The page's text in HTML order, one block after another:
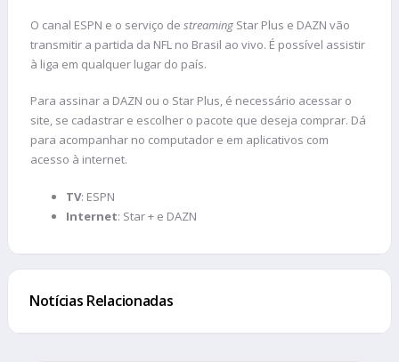
O canal ESPN e o serviço de streaming Star Plus e DAZN vão
transmitir a partida da NFL no Brasil ao vivo. É possível assistir
à liga em qualquer lugar do país.
Para assinar a DAZN ou o Star Plus, é necessário acessar o
site, se cadastrar e escolher o pacote que deseja comprar. Dá
para acompanhar no computador e em aplicativos com
acesso à internet.
TV: ESPN
Internet: Star + e DAZN
Notícias Relacionadas